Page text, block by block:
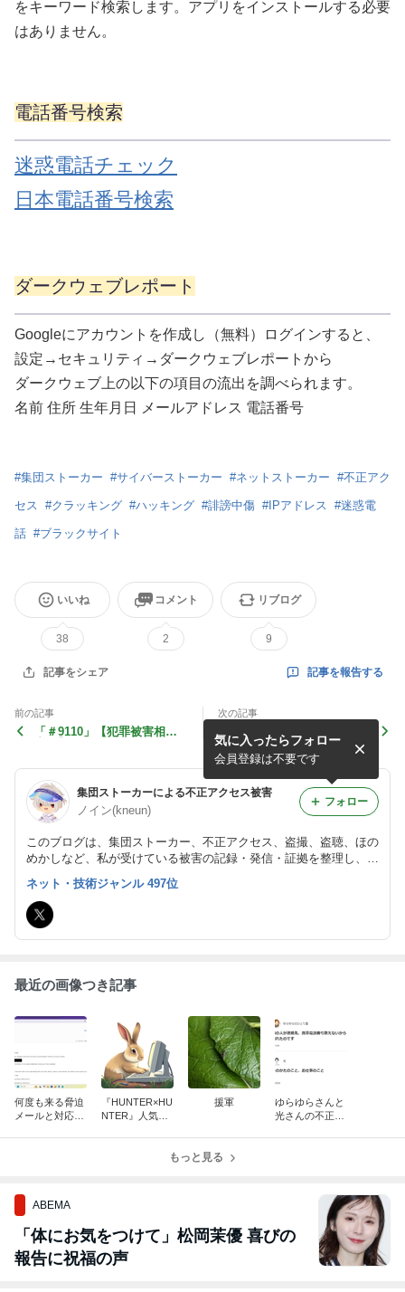
をキーワード検索します。アプリをインストールする必要
はありません。
電話番号検索
迷惑電話チェック
日本電話番号検索
ダークウェブレポート
Googleにアカウントを作成し（無料）ログインすると、
設定→セキュリティ→ダークウェブレポートから
ダークウェブ上の以下の項目の流出を調べられます。
名前 住所 生年月日 メールアドレス 電話番号
#集団ストーカー #サイバーストーカー #ネットストーカー #不正アク
セス #クラッキング #ハッキング #誹謗中傷 #IPアドレス #迷惑電
話 #ブラックサイト
いいね
38
コメント
2
リブログ
9
記事をシェア 記事を報告する
前の記事
「＃9110」【犯罪被害相談
次の記事
集団ストーカーによる不正アクセス被害
ノイン(kneun)
このブログは、集団ストーカー、不正アクセス、盗撮、盗聴、ほの
めかしなど、私が受けている被害の記録・発信・証拠を整理し、加
害者の責任追及や損害賠償請求につなげることを目的としていま
す。同様の被害者の方や、情報をお持ちの方、ご連絡いただけます
と幸いです。
気に入ったらフォロー
会員登録は不要です
フォロー
ネット・技術ジャンル 497位
最近の画像つき記事
何度も来る脅迫
メールと対応し
『HUNTER×HU
NTER』人気ラ
援軍
ゆらゆらさんと
光さんの不正ア
もっと見る
ABEMA
「体にお気をつけて」松岡茉優 喜びの
報告に祝福の声